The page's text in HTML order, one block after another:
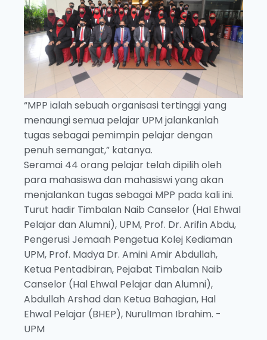
“MPP ialah sebuah organisasi tertinggi yang
menaungi semua pelajar UPM jalankanlah
tugas sebagai pemimpin pelajar dengan
penuh semangat,” katanya.
Seramai 44 orang pelajar telah dipilih oleh
para mahasiswa dan mahasiswi yang akan
menjalankan tugas sebagai MPP pada kali ini.
Turut hadir Timbalan Naib Canselor (Hal Ehwal
Pelajar dan Alumni), UPM, Prof. Dr. Arifin Abdu,
Pengerusi Jemaah Pengetua Kolej Kediaman
UPM, Prof. Madya Dr. Amini Amir Abdullah,
Ketua Pentadbiran, Pejabat Timbalan Naib
Canselor (Hal Ehwal Pelajar dan Alumni),
Abdullah Arshad dan Ketua Bahagian, Hal
Ehwal Pelajar (BHEP), NurulIman Ibrahim. -
UPM